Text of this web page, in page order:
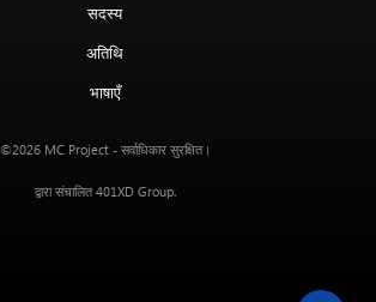
सदस्य
अतिथि
भाषाएँ
©2026 MC Project - सर्वाधिकार सुरक्षित।
द्वारा संचालित401XD Group.